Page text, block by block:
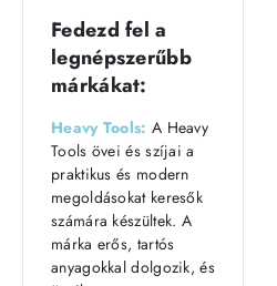
Fedezd fel a
legnépszerűbb
márkákat:
Heavy Tools: A Heavy
Tools övei és szíjai a
praktikus és modern
megoldásokat keresők
számára készültek. A
márka erős, tartós
anyagokkal dolgozik, és